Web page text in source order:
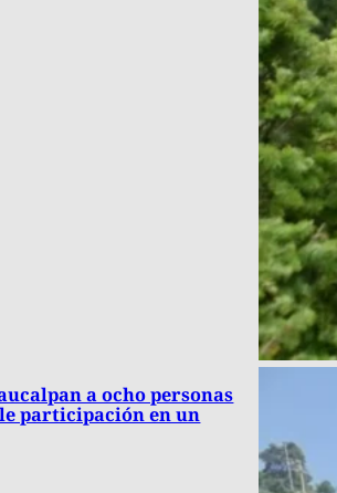
a ocho personas
participación en un